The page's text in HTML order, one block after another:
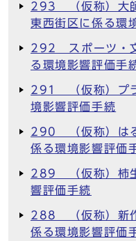
293 （仮称）大
東西街区に係る環
292 スポーツ・
る環境影響評価手
291 （仮称）プ
境影響評価手続
290 （仮称）は
係る環境影響評価
289 （仮称）柿
響評価手続
288 （仮称）新
係る環境影響評価